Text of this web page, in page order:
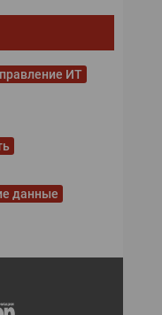
ИТ
данные